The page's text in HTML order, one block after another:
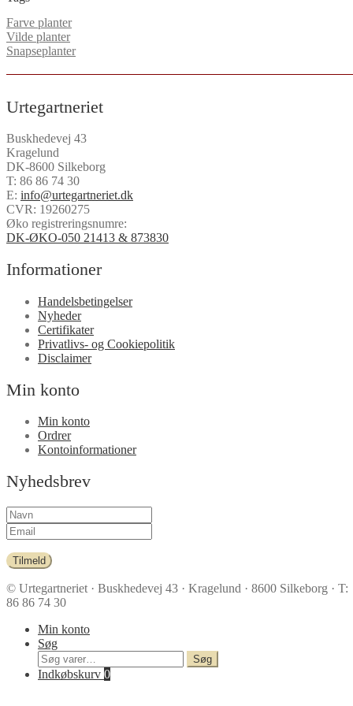
Farve planter
Vilde planter
Snapseplanter
Urtegartneriet
Buskhedevej 43
Kragelund
DK-8600 Silkeborg
T: 86 86 74 30
E: info@urtegartneriet.dk
CVR: 19260275
Øko registreringsnumre:
DK-ØKO-050 21413 & 873830
Informationer
Handelsbetingelser
Nyheder
Certifikater
Privatlivs- og Cookiepolitik
Disclaimer
Min konto
Min konto
Ordrer
Kontoinformationer
Nyhedsbrev
Tilmeld
© Urtegartneriet · Buskhedevej 43 · Kragelund · 8600 Silkeborg · T:
86 86 74 30
Min konto
Søg
Søg
efter:
Søg
Indkøbskurv 0